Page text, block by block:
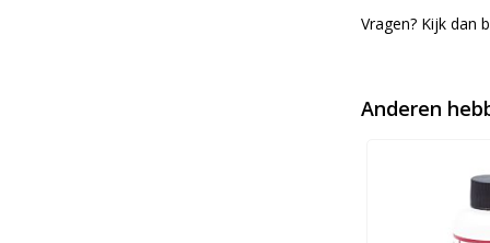
Vragen? Kijk dan
Anderen